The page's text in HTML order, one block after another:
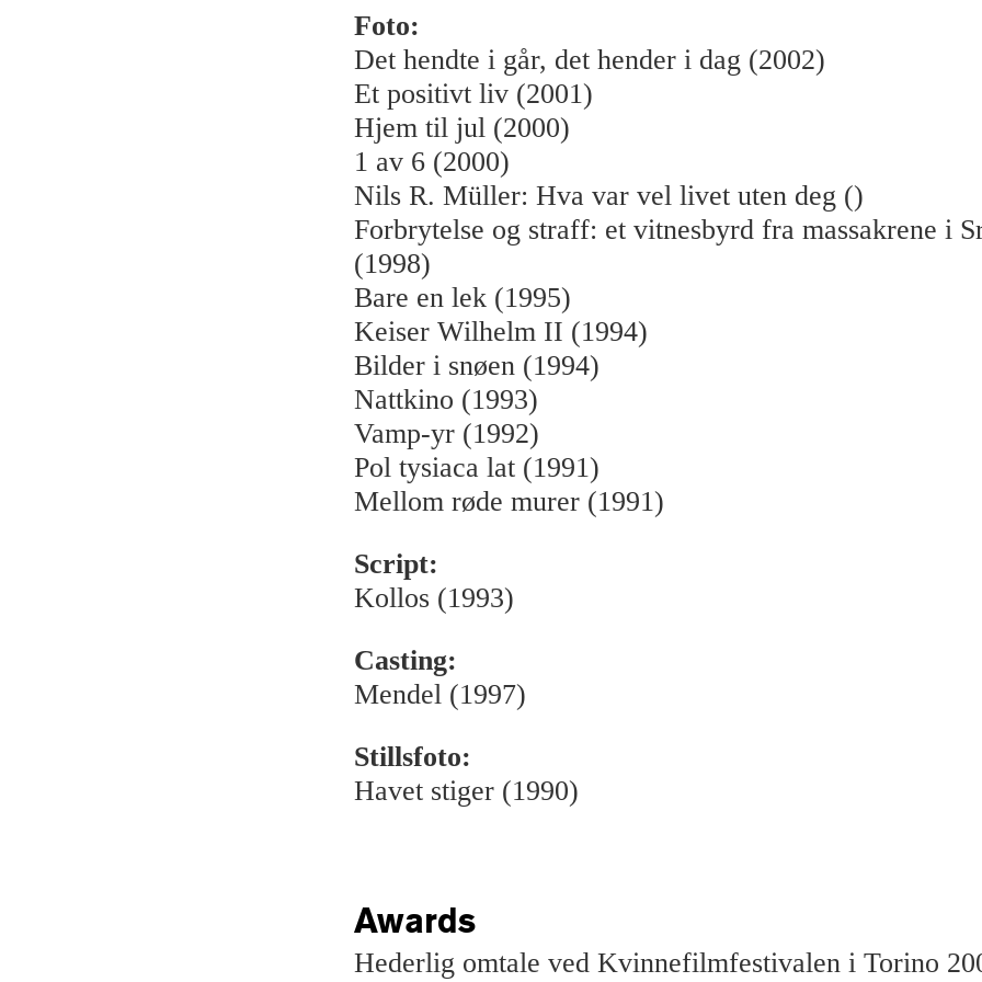
Foto:
Det hendte i går, det hender i dag (2002)
Et positivt liv (2001)
Hjem til jul (2000)
1 av 6 (2000)
Nils R. Müller: Hva var vel livet uten deg ()
Forbrytelse og straff: et vitnesbyrd fra massakrene i
(1998)
Bare en lek (1995)
Keiser Wilhelm II (1994)
Bilder i snøen (1994)
Nattkino (1993)
Vamp-yr (1992)
Pol tysiaca lat (1991)
Mellom røde murer (1991)
Script:
Kollos (1993)
Casting:
Mendel (1997)
Stillsfoto:
Havet stiger (1990)
Awards
Hederlig omtale ved Kvinnefilmfestivalen i Torino